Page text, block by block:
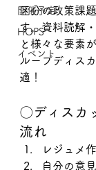
開催予定
HOPS
イベント
区分の政策課
す。資料読解
と様々な要素
ループディス
適！
〇ディスカ
流れ
レジュメ
自分の意